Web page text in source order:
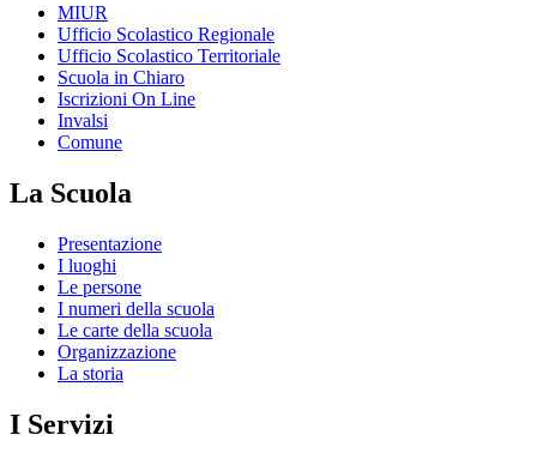
MIUR
Ufficio Scolastico Regionale
Ufficio Scolastico Territoriale
Scuola in Chiaro
Iscrizioni On Line
Invalsi
Comune
La Scuola
Presentazione
I luoghi
Le persone
I numeri della scuola
Le carte della scuola
Organizzazione
La storia
I Servizi